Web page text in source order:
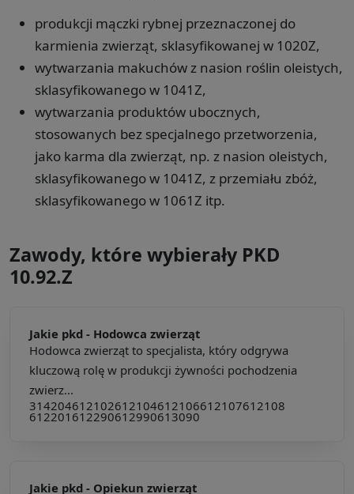
produkcji mączki rybnej przeznaczonej do
karmienia zwierząt, sklasyfikowanej w 1020Z,
wytwarzania makuchów z nasion roślin oleistych,
sklasyfikowanego w 1041Z,
wytwarzania produktów ubocznych,
stosowanych bez specjalnego przetworzenia,
jako karma dla zwierząt, np. z nasion oleistych,
sklasyfikowanego w 1041Z, z przemiału zbóż,
sklasyfikowanego w 1061Z itp.
Zawody, które wybierały PKD
10.92.Z
Jakie pkd - Hodowca zwierząt
Hodowca zwierząt to specjalista, który odgrywa
kluczową rolę w produkcji żywności pochodzenia
zwierz...
314204612102612104612106612107612108
612201 612290612990613090
Jakie pkd - Opiekun zwierząt